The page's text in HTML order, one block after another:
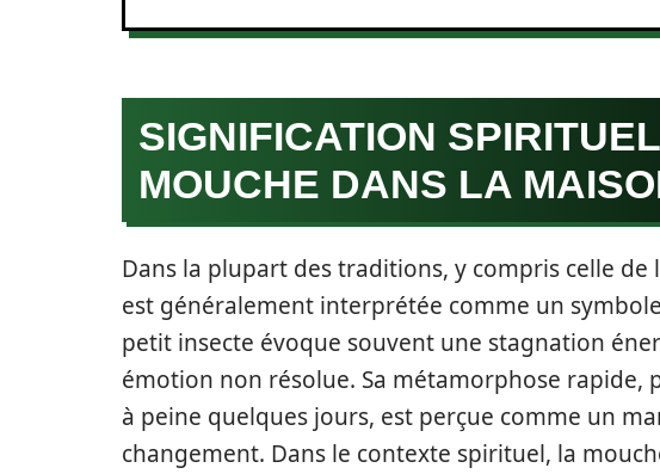
SIGNIFICATION
MOUCHE DANS LA
Dans la plupart des traditions, y compris celle de
est généralement interprétée comme un
petit insecte évoque souvent une stagnation
émotion non résolue. Sa métamorphose rapide,
à peine quelques jours, est perçue comme un
changement. Dans le contexte spirituel, la